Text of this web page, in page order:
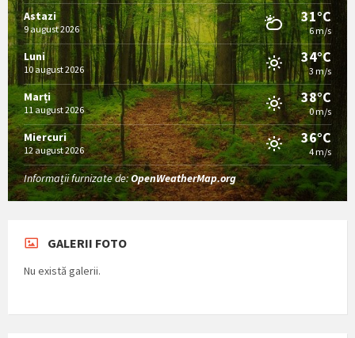
Astazi
9 august 2026
31°C
6 m/s
Luni
10 august 2026
34°C
3 m/s
Marți
11 august 2026
38°C
0 m/s
Miercuri
12 august 2026
36°C
4 m/s
Informații furnizate de:OpenWeatherMap.org
GALERII FOTO
Nu există galerii.